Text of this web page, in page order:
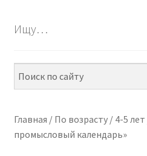
ПО НАВЫКАМ
МЕТОДИКИ
Ищу…
Главная / По возрасту/ 4-5 лет
промысловый календарь»